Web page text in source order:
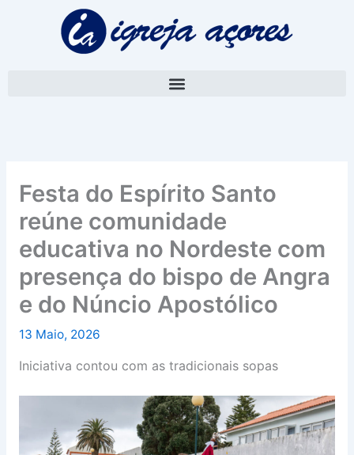
Festa do Espírito Santo
reúne comunidade
educativa no Nordeste com
presença do bispo de Angra
e do Núncio Apostólico
13 Maio, 2026
Iniciativa contou com as tradicionais sopas